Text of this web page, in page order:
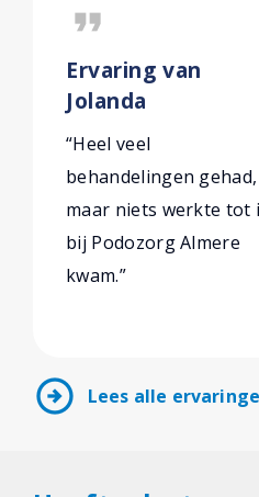
format_quote
Ervaring van
Jolanda
“Heel veel
behandelingen gehad,
maar niets werkte tot
bij Podozorg Almere
kwam.”
arrow_circle_right Lees alle